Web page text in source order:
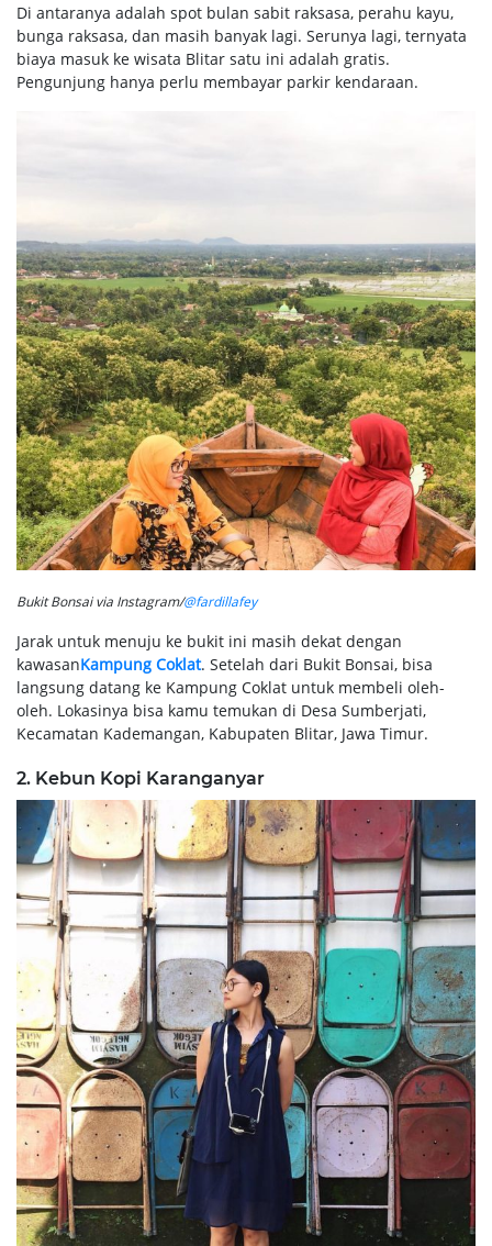
Di antaranya adalah spot bulan sabit raksasa, perahu kayu,
bunga raksasa, dan masih banyak lagi. Serunya lagi, ternyata
biaya masuk ke wisata Blitar satu ini adalah gratis.
Pengunjung hanya perlu membayar parkir kendaraan.
Bukit Bonsai via Instagram/@fardillafey
Jarak untuk menuju ke bukit ini masih dekat dengan
kawasanKampung Coklat. Setelah dari Bukit Bonsai, bisa
langsung datang ke Kampung Coklat untuk membeli oleh-
oleh. Lokasinya bisa kamu temukan di Desa Sumberjati,
Kecamatan Kademangan, Kabupaten Blitar, Jawa Timur.
2. Kebun Kopi Karanganyar